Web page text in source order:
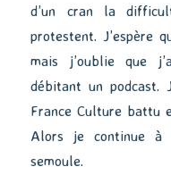
d’un cran la
protestent. J’espère
mais j’oublie que
débitant un podcast.
France Culture battu
Alors je continue à
semoule.